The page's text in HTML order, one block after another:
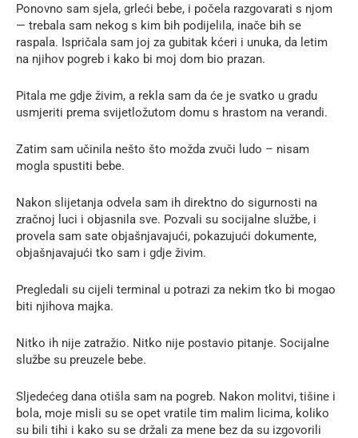
Ponovno sam sjela, grleći bebe, i počela razgovarati s njom
— trebala sam nekog s kim bih podijelila, inače bih se
raspala. Ispričala sam joj za gubitak kćeri i unuka, da letim
na njihov pogreb i kako bi moj dom bio prazan.
Pitala me gdje živim, a rekla sam da će je svatko u gradu
usmjeriti prema svijetložutom domu s hrastom na verandi.
Zatim sam učinila nešto što možda zvuči ludo – nisam
mogla spustiti bebe.
Nakon slijetanja odvela sam ih direktno do sigurnosti na
zračnoj luci i objasnila sve. Pozvali su socijalne službe, i
provela sam sate objašnjavajući, pokazujući dokumente,
objašnjavajući tko sam i gdje živim.
Pregledali su cijeli terminal u potrazi za nekim tko bi mogao
biti njihova majka.
Nitko ih nije zatražio. Nitko nije postavio pitanje. Socijalne
službe su preuzele bebe.
Sljedećeg dana otišla sam na pogreb. Nakon molitvi, tišine i
bola, moje misli su se opet vratile tim malim licima, koliko
su bili tihi i kako su se držali za mene bez da su izgovorili